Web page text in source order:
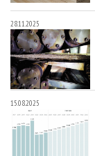
28.11.2025
15.08.2025